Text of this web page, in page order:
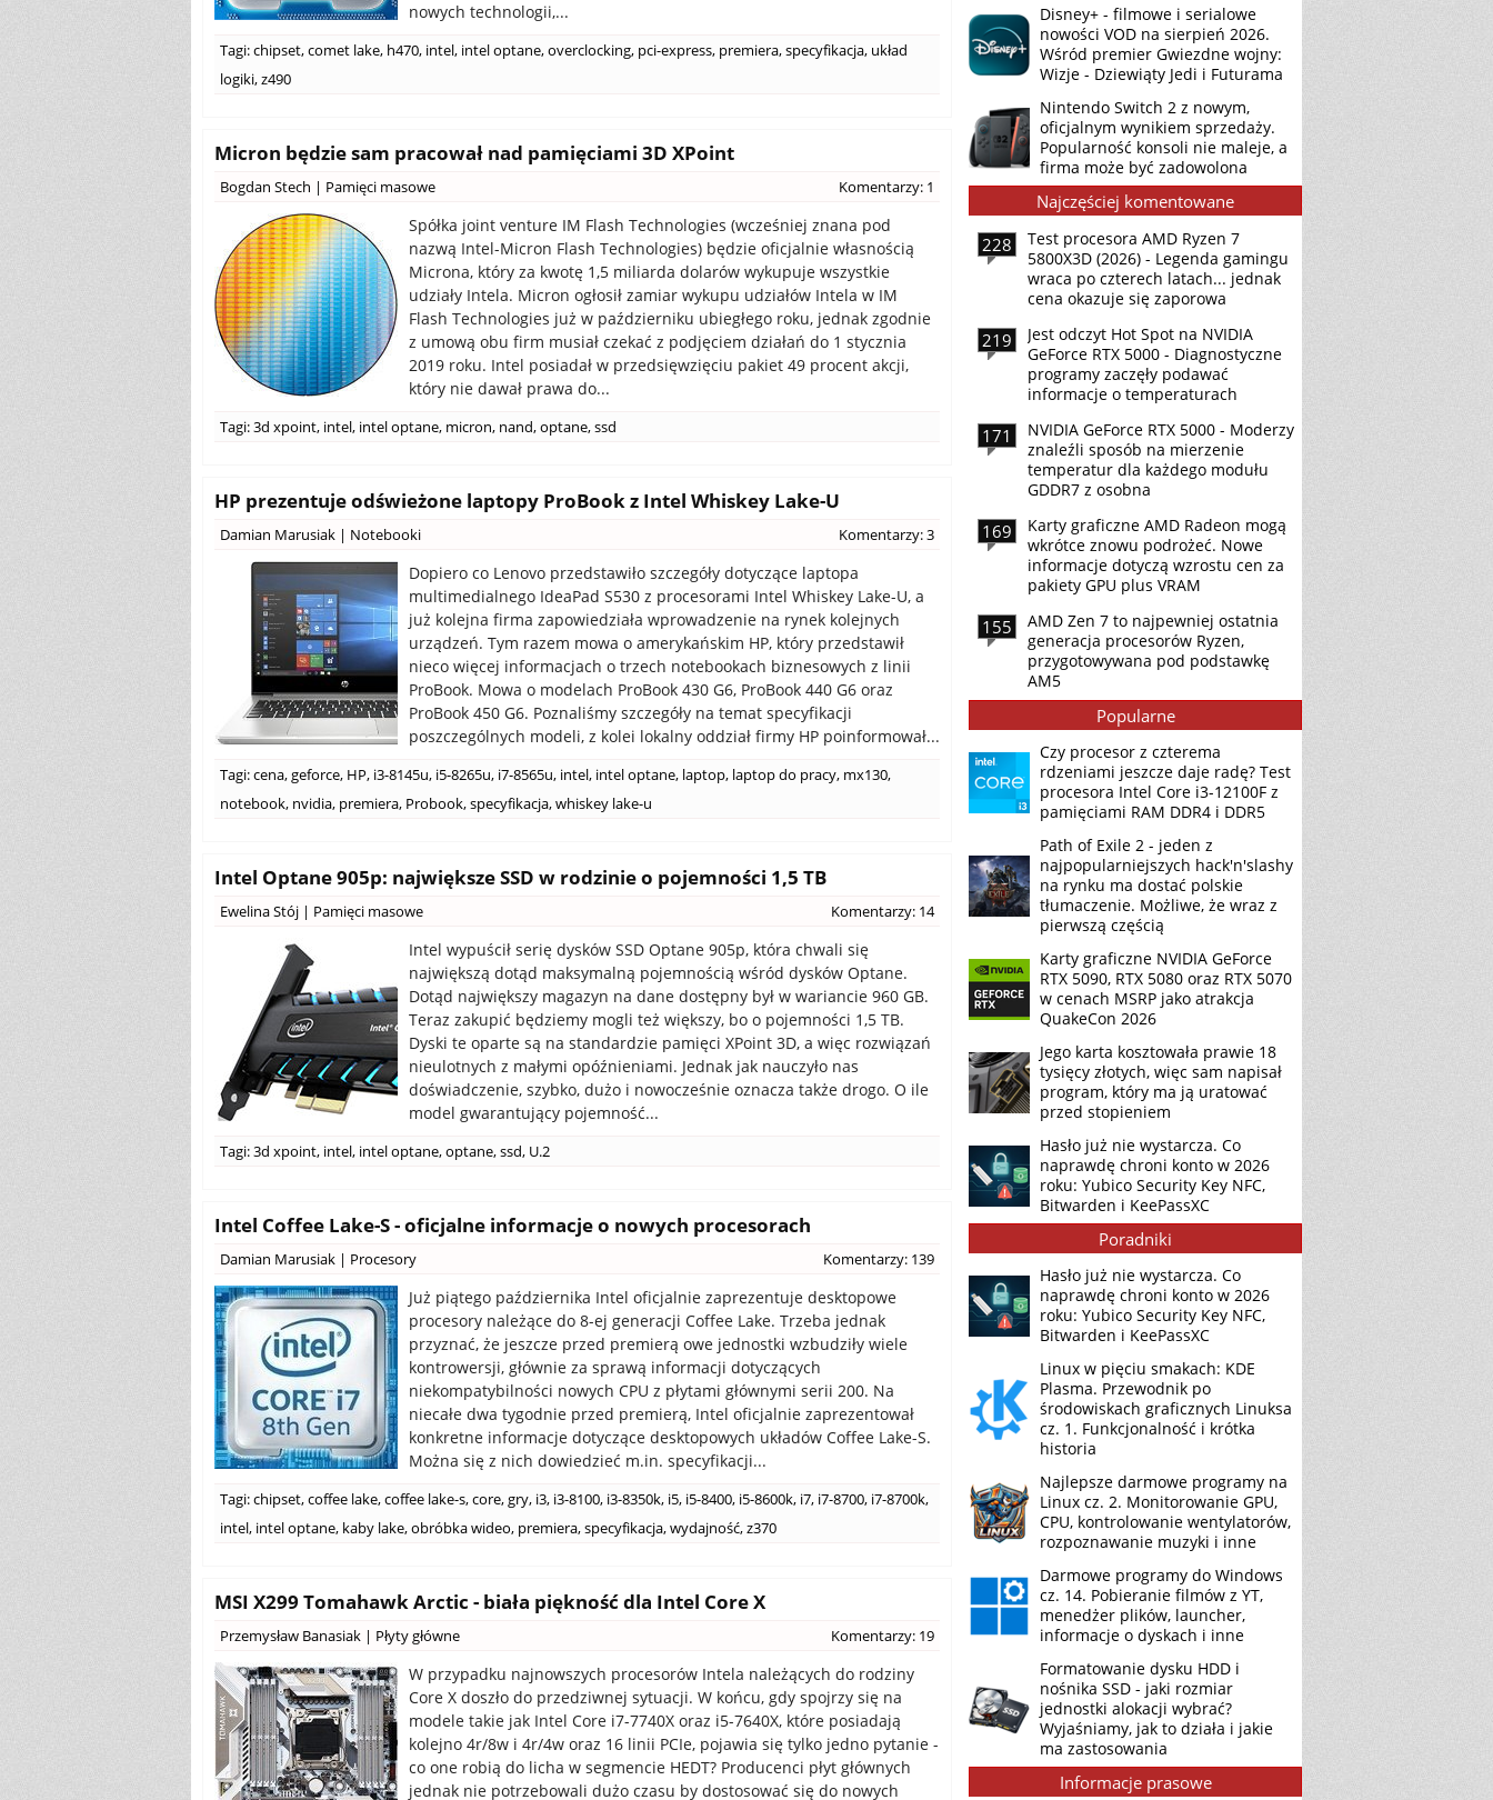
nowych technologii,...
Tagi:chipset,comet lake, h470, intel, intel optane,overclocking, pci-express, premiera,specyfikacja, układ
logiki,z490
Micron będzie sam pracował nad pamięciami 3D XPoint
Bogdan Stech | Pamięci masowe Komentarzy: 1
Spółka joint venture IM Flash Technologies (wcześniej znana pod
nazwą Intel-Micron Flash Technologies) będzie oficjalnie własnością
Microna, który za kwotę 1,5 miliarda dolarów wykupuje wszystkie
udziały Intela. Micron ogłosił zamiar wykupu udziałów Intela w IM
Flash Technologies już w październiku ubiegłego roku, jednak zgodnie
z umową obu firm musiał czekać z podjęciem działań do 1 stycznia
2019 roku. Intel posiadał w przedsięwzięciu pakiet 49 procent akcji,
który nie dawał prawa do...
Tagi:3d xpoint, intel, intel optane, micron, nand,optane,ssd
HP prezentuje odświeżone laptopy ProBook z Intel Whiskey Lake-U
Damian Marusiak | Notebooki Komentarzy: 3
Dopiero co Lenovo przedstawiło szczegóły dotyczące laptopa
multimedialnego IdeaPad S530 z procesorami Intel Whiskey Lake-U, a
już kolejna firma zapowiedziała wprowadzenie na rynek kolejnych
urządzeń. Tym razem mowa o amerykańskim HP, który przedstawił
nieco więcej informacjach o trzech notebookach biznesowych z linii
ProBook. Mowa o modelach ProBook 430 G6, ProBook 440 G6 oraz
ProBook 450 G6. Poznaliśmy szczegóły na temat specyfikacji
poszczególnych modeli, z kolei lokalny oddział firmy HP poinformował...
Tagi:cena,geforce, HP, i3-8145u, i5-8265u, i7-8565u, intel, intel optane, laptop, laptop do pracy, mx130,
notebook, nvidia, premiera, Probook,specyfikacja,whiskey lake-u
Intel Optane 905p: największe SSD w rodzinie o pojemności 1,5 TB
Ewelina Stój | Pamięci masowe Komentarzy: 14
Intel wypuścił serię dysków SSD Optane 905p, która chwali się
największą dotąd maksymalną pojemnością wśród dysków Optane.
Dotąd największy magazyn na dane dostępny był w wariancie 960 GB.
Teraz zakupić będziemy mogli też większy, bo o pojemności 1,5 TB.
Dyski te oparte są na standardzie pamięci XPoint 3D, a więc rozwiązań
nieulotnych z małymi opóźnieniami. Jednak jak nauczyło nas
doświadczenie, szybko, dużo i nowocześnie oznacza także drogo. O ile
model gwarantujący pojemność...
Tagi:3d xpoint, intel, intel optane,optane,ssd, U.2
Intel Coffee Lake-S - oficjalne informacje o nowych procesorach
Damian Marusiak | Procesory Komentarzy: 139
Już piątego października Intel oficjalnie zaprezentuje desktopowe
procesory należące do 8-ej generacji Coffee Lake. Trzeba jednak
przyznać, że jeszcze przed premierą owe jednostki wzbudziły wiele
kontrowersji, głównie za sprawą informacji dotyczących
niekompatybilności nowych CPU z płytami głównymi serii 200. Na
niecałe dwa tygodnie przed premierą, Intel oficjalnie zaprezentował
konkretne informacje dotyczące desktopowych układów Coffee Lake-S.
Można się z nich dowiedzieć m.in. specyfikacji...
Tagi:chipset,coffee lake,coffee lake-s,core,gry, i3, i3-8100, i3-8350k, i5, i5-8400, i5-8600k, i7, i7-8700, i7-8700k,
intel, intel optane, kaby lake,obróbka wideo, premiera,specyfikacja,wydajność,z370
MSI X299 Tomahawk Arctic - biała piękność dla Intel Core X
Przemysław Banasiak | Płyty główne Komentarzy: 19
W przypadku najnowszych procesorów Intela należących do rodziny
Core X doszło do przedziwnej sytuacji. W końcu, gdy spojrzy się na
modele takie jak Intel Core i7-7740X oraz i5-7640X, które posiadają
kolejno 4r/8w i 4r/4w oraz 16 linii PCIe, pojawia się tylko jedno pytanie -
co one robią do licha w segmencie HEDT? Producenci płyt głównych
jednak nie potrzebowali dużo czasu by dostosować się do nowych
Disney+ - filmowe i serialowe
nowości VOD na sierpień 2026.
Wśród premier Gwiezdne wojny:
Wizje - Dziewiąty Jedi i Futurama
Nintendo Switch 2 z nowym,
oficjalnym wynikiem sprzedaży.
Popularność konsoli nie maleje, a
firma może być zadowolona
Najczęściej komentowane
228
Test procesora AMD Ryzen 7
5800X3D (2026) - Legenda gamingu
wraca po czterech latach... jednak
cena okazuje się zaporowa
219
Jest odczyt Hot Spot na NVIDIA
GeForce RTX 5000 - Diagnostyczne
programy zaczęły podawać
informacje o temperaturach
171
NVIDIA GeForce RTX 5000 - Moderzy
znaleźli sposób na mierzenie
temperatur dla każdego modułu
GDDR7 z osobna
169
Karty graficzne AMD Radeon mogą
wkrótce znowu podrożeć. Nowe
informacje dotyczą wzrostu cen za
pakiety GPU plus VRAM
155
AMD Zen 7 to najpewniej ostatnia
generacja procesorów Ryzen,
przygotowywana pod podstawkę
AM5
Popularne
Czy procesor z czterema
rdzeniami jeszcze daje radę? Test
procesora Intel Core i3-12100F z
pamięciami RAM DDR4 i DDR5
Path of Exile 2 - jeden z
najpopularniejszych hack'n'slashy
na rynku ma dostać polskie
tłumaczenie. Możliwe, że wraz z
pierwszą częścią
Karty graficzne NVIDIA GeForce
RTX 5090, RTX 5080 oraz RTX 5070
w cenach MSRP jako atrakcja
QuakeCon 2026
Jego karta kosztowała prawie 18
tysięcy złotych, więc sam napisał
program, który ma ją uratować
przed stopieniem
Hasło już nie wystarcza. Co
naprawdę chroni konto w 2026
roku: Yubico Security Key NFC,
Bitwarden i KeePassXC
Poradniki
Hasło już nie wystarcza. Co
naprawdę chroni konto w 2026
roku: Yubico Security Key NFC,
Bitwarden i KeePassXC
Linux w pięciu smakach: KDE
Plasma. Przewodnik po
środowiskach graficznych Linuksa
cz. 1. Funkcjonalność i krótka
historia
Najlepsze darmowe programy na
Linux cz. 2. Monitorowanie GPU,
CPU, kontrolowanie wentylatorów,
rozpoznawanie muzyki i inne
Darmowe programy do Windows
cz. 14. Pobieranie filmów z YT,
menedżer plików, launcher,
informacje o dyskach i inne
Formatowanie dysku HDD i
nośnika SSD - jaki rozmiar
jednostki alokacji wybrać?
Wyjaśniamy, jak to działa i jakie
ma zastosowania
Informacje prasowe